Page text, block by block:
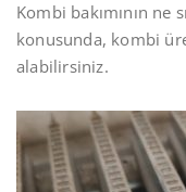
Kombi bakımının ne
konusunda, kombi
alabilirsiniz.